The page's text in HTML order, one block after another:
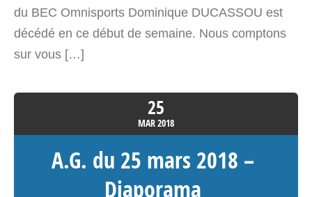
du BEC Omnisports Dominique DUCASSOU est
décédé en ce début de semaine. Nous comptons
sur vous […]
25
MAR2018
A.G. du 25 mars 2018 –
Diaporama